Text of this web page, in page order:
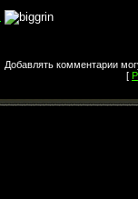
Добавлять комментарии
[